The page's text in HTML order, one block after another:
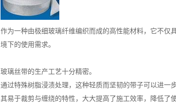
作为一种由极细玻璃纤维编织而成的高性能材料，它不仅
境下的使用需求。
玻璃丝带的生产工艺十分精密。
通过特殊树脂浸渍处理，这种轻质而坚韧的带子可以进一
其易于裁剪与缠绕的特性，大大提高了施工效率，降低了使